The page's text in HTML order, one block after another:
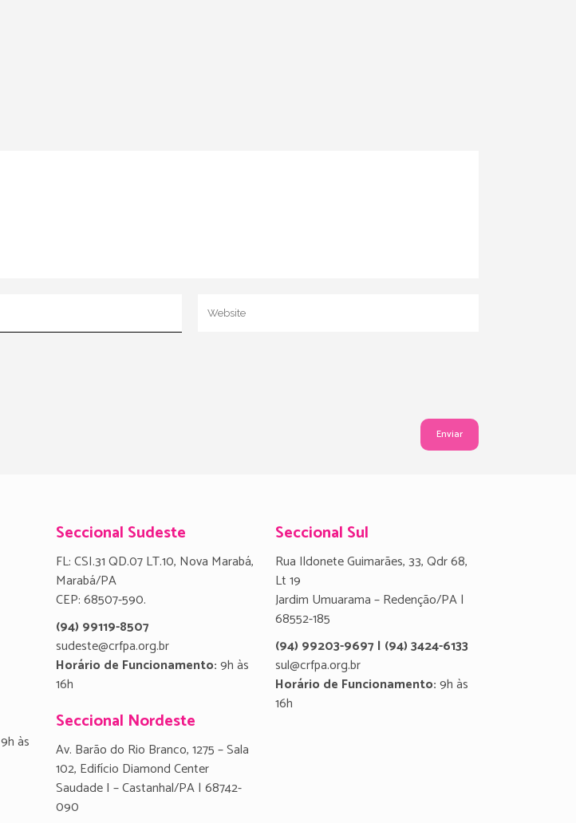
9h às
Seccional Sudeste
FL: CSI.31 QD.07 LT.10, Nova Marabá,
Marabá/PA
CEP: 68507-590.
(94) 99119-8507
sudeste@crfpa.org.br
Horário de Funcionamento:9h às
16h
Seccional Nordeste
Av. Barão do Rio Branco, 1275 – Sala
102, Edifício Diamond Center
Saudade I – Castanhal/PA | 68742-
090
Seccional Sul
Rua Ildonete Guimarães, 33, Qdr 68,
Lt 19
Jardim Umuarama – Redenção/PA |
68552-185
(94) 99203-9697 | (94) 3424-6133
sul@crfpa.org.br
Horário de Funcionamento:9h às
16h